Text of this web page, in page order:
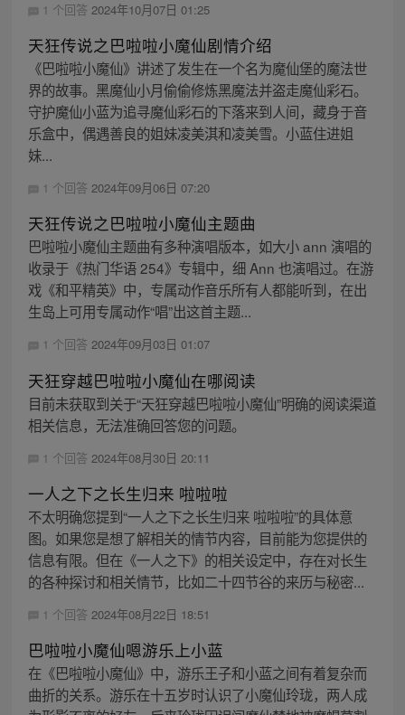
1 个回答 2024年10月07日 01:25
天狂传说之巴啦啦小魔仙剧情介绍
《巴啦啦小魔仙》讲述了发生在一个名为魔仙堡的魔法世
界的故事。黑魔仙小月偷偷修炼黑魔法并盗走魔仙彩石。
守护魔仙小蓝为追寻魔仙彩石的下落来到人间，藏身于音
乐盒中，偶遇善良的姐妹凌美淇和凌美雪。小蓝住进姐
妹...
1 个回答 2024年09月06日 07:20
天狂传说之巴啦啦小魔仙主题曲
巴啦啦小魔仙主题曲有多种演唱版本，如大小 ann 演唱的
收录于《热门华语 254》专辑中，细 Ann 也演唱过。在游
戏《和平精英》中，专属动作音乐所有人都能听到，在出
生岛上可用专属动作“唱”出这首主题...
1 个回答 2024年09月03日 01:07
天狂穿越巴啦啦小魔仙在哪阅读
目前未获取到关于“天狂穿越巴啦啦小魔仙”明确的阅读渠道
相关信息，无法准确回答您的问题。
1 个回答 2024年08月30日 20:11
一人之下之长生归来 啦啦啦
不太明确您提到“一人之下之长生归来 啦啦啦”的具体意
图。如果您是想了解相关的情节内容，目前能为您提供的
信息有限。但在《一人之下》的相关设定中，存在对长生
的各种探讨和相关情节，比如二十四节谷的来历与秘密...
1 个回答 2024年08月22日 18:51
巴啦啦小魔仙嗯游乐上小蓝
在《巴啦啦小魔仙》中，游乐王子和小蓝之间有着复杂而
曲折的关系。游乐在十五岁时认识了小魔仙玲珑，两人成